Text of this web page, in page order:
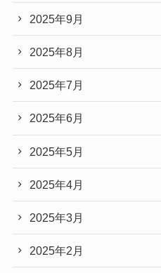
2025年9月
2025年8月
2025年7月
2025年6月
2025年5月
2025年4月
2025年3月
2025年2月